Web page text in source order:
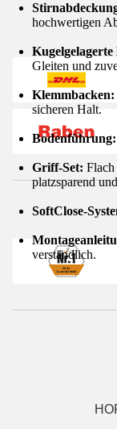
hochwertigen
Gleiten und
Klemmbacken:
sicheren Halt.
Bodenführung:
Griff-Set: Flach
platzsparend
SoftClose-
verständlich.